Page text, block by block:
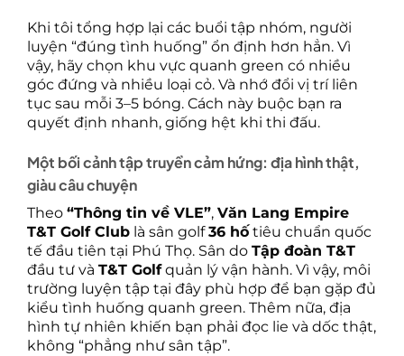
Khi tôi tổng hợp lại các buổi tập nhóm, người
luyện “đúng tình huống” ổn định hơn hẳn. Vì
vậy, hãy chọn khu vực quanh green có nhiều
góc đứng và nhiều loại cỏ. Và nhớ đổi vị trí liên
tục sau mỗi 3–5 bóng. Cách này buộc bạn ra
quyết định nhanh, giống hệt khi thi đấu.
Một bối cảnh tập truyền cảm hứng: địa hình thật,
giàu câu chuyện
Theo “Thông tin về VLE”, Văn Lang Empire
T&T Golf Club là sân golf36 hốtiêu chuẩn quốc
tế đầu tiên tại Phú Thọ. Sân do Tập đoàn T&T
đầu tư và T&T Golfquản lý vận hành. Vì vậy, môi
trường luyện tập tại đây phù hợp để bạn gặp đủ
kiểu tình huống quanh green. Thêm nữa, địa
hình tự nhiên khiến bạn phải đọc lie và dốc thật,
không “phẳng như sân tập”.